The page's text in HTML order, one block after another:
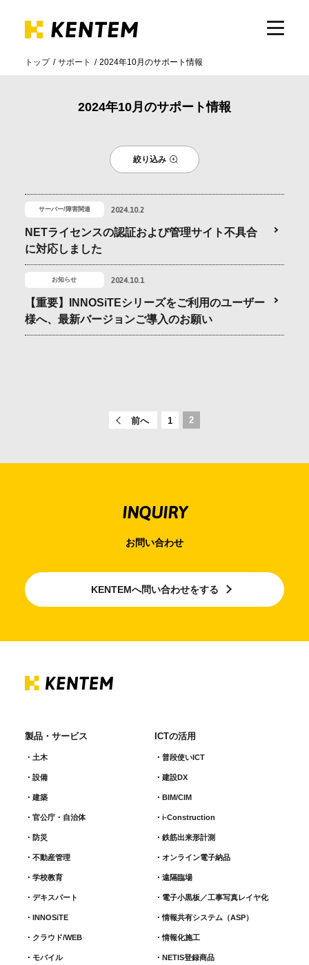
サポート
イベント・セミナー
会社情報
お問合せ・申込
マイページ
トップ サポート 2024年10月のサポート情報
2024年10月のサポート情報
絞り込み
サーバー/障害関連 2024.10.2
NETライセンスの認証および管理サイト不具合
に対応しました
お知らせ 2024.10.1
【重要】INNOSiTEシリーズをご利用のユーザー
様へ、最新バージョンご導入のお願い​
前へ 1 2
INQUIRY
お問い合わせ
KENTEMへ問い合わせをする
製品・サービス
土木
設備
建築
官公庁・自治体
防災
不動産管理
学校教育
デキスパート
INNOSiTE
クラウド/WEB
モバイル
ICTの活用
普段使いICT
建設DX
BIM/CIM
i-Construction
鉄筋出来形計測​
オンライン電子納品
遠隔臨場
電子小黒板／工事写真レイヤ化
情報共有システム（ASP）
情報化施工
NETIS登録商品